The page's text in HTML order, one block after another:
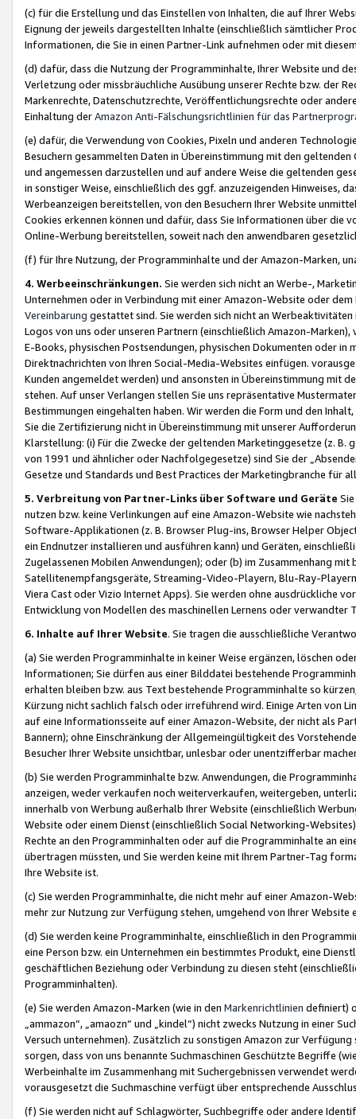
(c) für die Erstellung und das Einstellen von Inhalten, die auf Ihrer
Eignung der jeweils dargestellten Inhalte (einschließlich sämtlicher
Informationen, die Sie in einen Partner-Link aufnehmen oder mit
(d) dafür, dass die Nutzung der Programminhalte, Ihrer Website und
Verletzung oder missbräuchliche Ausübung unserer Rechte bzw. der
Markenrechte, Datenschutzrechte, Veröffentlichungsrechte oder
Einhaltung derAmazon Anti-Fälschungsrichtlinien für das
(e) dafür, die Verwendung von Cookies, Pixeln und anderen
Besuchern gesammelten Daten in Übereinstimmung mit den
und angemessen darzustellen und auf andere Weise die geltenden
in sonstiger Weise, einschließlich des ggf. anzuzeigenden Hinweises,
Werbeanzeigen bereitstellen, von den Besuchern Ihrer Website
Cookies erkennen können und dafür, dass Sie Informationen über die
Online-Werbung bereitstellen, soweit nach den anwendbaren
(f) für Ihre Nutzung, der Programminhalte und der Amazon-Marken,
4. Werbeeinschränkungen. Sie werden sich nicht an Werbe-,
Unternehmen oder in Verbindung mit einer Amazon-Website oder
Vereinbarung gestattet sind. Sie werden sich nicht an
Logos von uns oder unseren Partnern (einschließlich Amazon-
E-Books, physischen Postsendungen, physischen Dokumenten oder in
Direktnachrichten von Ihren Social-Media-Websites einfügen.
Kunden angemeldet werden) und ansonsten in Übereinstimmung mit
stehen. Auf unser Verlangen stellen Sie uns repräsentative
Bestimmungen eingehalten haben. Wir werden die Form und den
Sie die Zertifizierung nicht in Übereinstimmung mit unserer
Klarstellung: (i) Für die Zwecke der geltenden Marketinggesetze (z. B.
von 1991 und ähnlicher oder Nachfolgegesetze) sind Sie der
Gesetze und Standards und Best Practices der Marketingbranche für
5. Verbreitung von Partner-Links über Software und Geräte
nutzen bzw. keine Verlinkungen auf eine Amazon-Website wie
Software-Applikationen (z. B. Browser Plug-ins, Browser Helper
ein Endnutzer installieren und ausführen kann) und Geräten,
Zugelassenen Mobilen Anwendungen); oder (b) im Zusammenhang
Satellitenempfangsgeräte, Streaming-Video-Playern, Blu-Ray-
Viera Cast oder Vizio Internet Apps). Sie werden ohne ausdrückliche
Entwicklung von Modellen des maschinellen Lernens oder
6. Inhalte auf Ihrer Website. Sie tragen die ausschließliche
(a) Sie werden Programminhalte in keiner Weise ergänzen, löschen
Informationen; Sie dürfen aus einer Bilddatei bestehende
erhalten bleiben bzw. aus Text bestehende Programminhalte so
Kürzung nicht sachlich falsch oder irreführend wird. Einige Arten von
auf eine Informationsseite auf einer Amazon-Website, der nicht als
Bannern); ohne Einschränkung der Allgemeingültigkeit des
Besucher Ihrer Website unsichtbar, unlesbar oder unentzifferbar
(b) Sie werden Programminhalte bzw. Anwendungen, die
anzeigen, weder verkaufen noch weiterverkaufen, weitergeben,
innerhalb von Werbung außerhalb Ihrer Website (einschließlich
Website oder einem Dienst (einschließlich Social Networking-
Rechte an den Programminhalten oder auf die Programminhalte an
übertragen müssten, und Sie werden keine mit Ihrem Partner-Tag
Ihre Website ist.
(c) Sie werden Programminhalte, die nicht mehr auf einer Amazon-
mehr zur Nutzung zur Verfügung stehen, umgehend von Ihrer
(d) Sie werden keine Programminhalte, einschließlich in den
eine Person bzw. ein Unternehmen ein bestimmtes Produkt, eine
geschäftlichen Beziehung oder Verbindung zu diesen steht
Programminhalten).
(e) Sie werden Amazon-Marken (wie in den Markenrichtlinien definiert)
„ammazon“, „amaozn“ und „kindel“) nicht zwecks Nutzung in einer
Versuch unternehmen). Zusätzlich zu sonstigen Amazon zur
sorgen, dass von uns benannte Suchmaschinen Geschützte Begriffe
Werbeinhalte im Zusammenhang mit Suchergebnissen verwendet
vorausgesetzt die Suchmaschine verfügt über entsprechende
(f) Sie werden nicht auf Schlagwörter, Suchbegriffe oder andere